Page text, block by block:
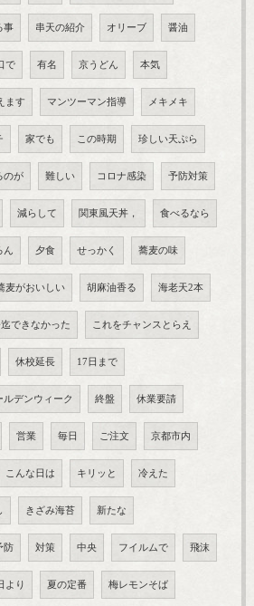
事 串天の紹介 オリーブ 醤油
で 有名 京うどん 本気
ます マンツーマン指導 メキメキ
家でも この時期 珍しい天ぷら
のが 難しい コロナ感染 予防対策
減らして 関東風天丼， 食べるなら
ん 夕食 せっかく 蕎麦の味
麦がおいしい 胡麻油香る 海老天2本
できなかった これをチャンスとらえ
休校延長 17日まで
ルデンウィーク 終盤 休業要請
営業 毎日 ご注文 京都市内
こんな日は キリッと 冷えた
きざみ海苔 新たな
防 対策 中央 フイルムで 飛沫
より 夏の定番 梅レモンそば